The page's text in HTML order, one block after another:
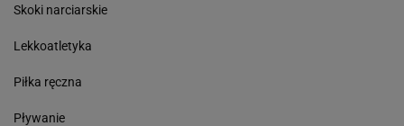
Skoki narciarskie
Lekkoatletyka
Piłka ręczna
Pływanie